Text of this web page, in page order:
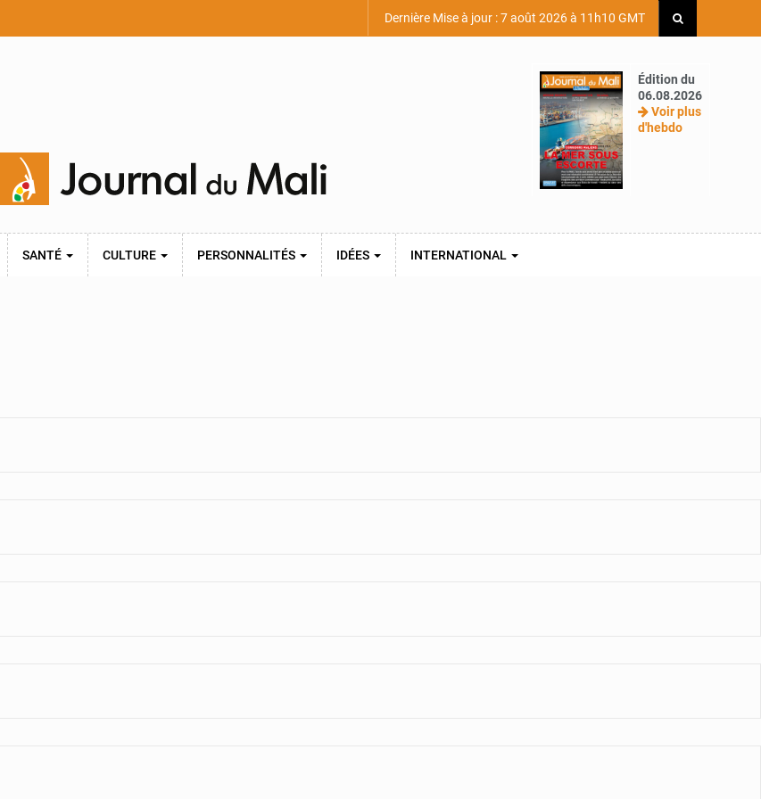
Dernière Mise à jour : 7 août 2026 à 11h10 GMT
Édition du
06.08.2026
Voir plus
d'hebdo
SANTÉ CULTURE PERSONNALITÉS IDÉES INTERNATIONAL